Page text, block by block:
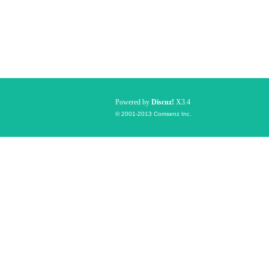
Powered by Discuz! X3.4
© 2001-2013 Comsenz Inc.